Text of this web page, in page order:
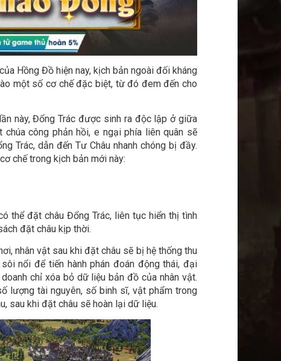
Hồng Đồ hiện nay, kịch bản ngoài đối kháng
một số cơ chế đặc biệt, từ đó đem đến cho
này, Đổng Trác được sinh ra độc lập ở giữa
công phản hồi, e ngại phía liên quân sẽ
Trác, dẫn đến Tư Châu nhanh chóng bị đầy.
chế trong kịch bản mới này:
thể đặt châu Đổng Trác, liên tục hiển thị tình
đặt châu kịp thời.
nhân vật sau khi đặt châu sẽ bị hệ thống thu
nổi để tiến hành phán đoán động thái, đại
chỉ xóa bỏ dữ liệu bản đồ của nhân vật.
lượng tài nguyên, số binh sĩ, vật phẩm trong
sau khi đặt châu sẽ hoàn lại dữ liệu.